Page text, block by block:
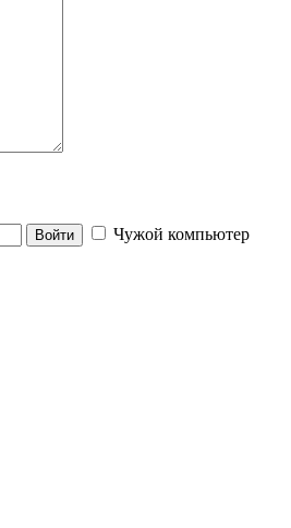
Войти
Чужой компьютер